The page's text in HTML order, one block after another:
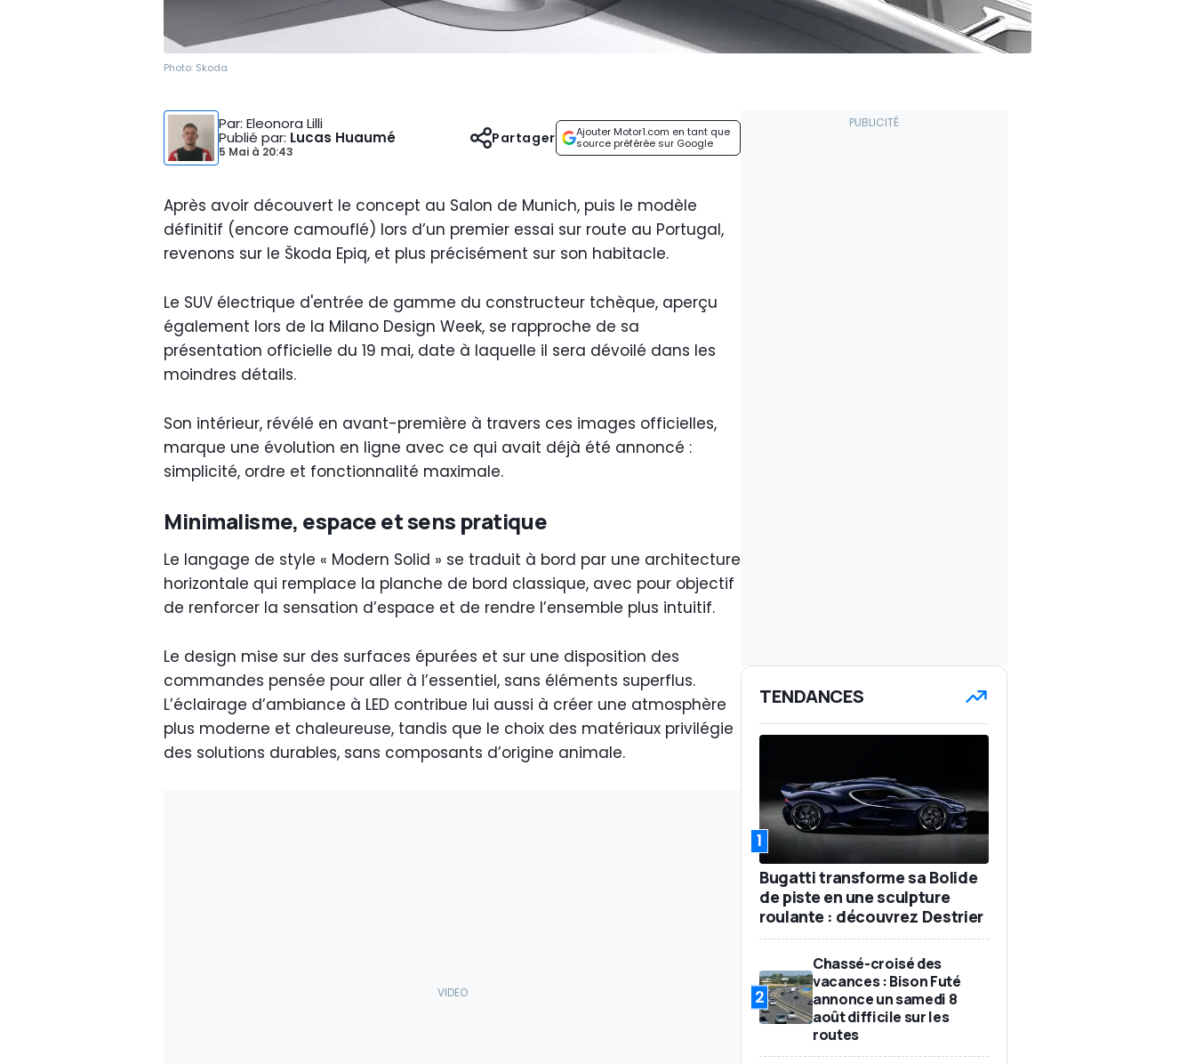
Photo: Skoda
Par: Eleonora Lilli
Publié par: Lucas Huaumé
5 Mai à 20:43
Ajouter Motor1.com en tant que
source préférée sur Google
Partager
Après avoir découvert le concept au Salon de Munich, puis le modèle
définitif (encore camouflé) lors d’un premier essai sur route au Portugal,
revenons sur le Škoda Epiq, et plus précisément sur son habitacle.
Le SUV électrique d'entrée de gamme du constructeur tchèque, aperçu
également lors de la Milano Design Week, se rapproche de sa
présentation officielle du 19 mai, date à laquelle il sera dévoilé dans les
moindres détails.
Son intérieur, révélé en avant-première à travers ces images officielles,
marque une évolution en ligne avec ce qui avait déjà été annoncé :
simplicité, ordre et fonctionnalité maximale.
Minimalisme, espace et sens pratique
Le langage de style « Modern Solid » se traduit à bord par une architecture
horizontale qui remplace la planche de bord classique, avec pour objectif
de renforcer la sensation d’espace et de rendre l’ensemble plus intuitif.
Le design mise sur des surfaces épurées et sur une disposition des
commandes pensée pour aller à l’essentiel, sans éléments superflus.
L’éclairage d’ambiance à LED contribue lui aussi à créer une atmosphère
plus moderne et chaleureuse, tandis que le choix des matériaux privilégie
des solutions durables, sans composants d’origine animale.
TENDANCES
1
Bugatti transforme sa Bolide
de piste en une sculpture
roulante : découvrez Destrier
2
Chassé-croisé des
vacances : Bison Futé
annonce un samedi 8
août difficile sur les
routes